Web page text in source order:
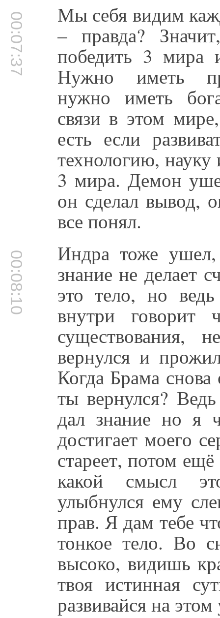
00:07:37 Мы себя видим
– правда?
победить 3 мира
Нужно иметь
нужно иметь
связи в этом
есть если
технологию,
3 мира. Демон
он сделал вывод,
все понял.
00:08:10 Индра тоже
знание не делает
это тело, но
внутри говорит
вернулся и
Когда Брама снова
ты вернулся?
дал знание но я
достигает моего
стареет, потом
какой смысл
улыбнулся ему
прав. Я дам тебе
тонкое тело. Во
высоко, видишь
твоя истинная
развивайся на